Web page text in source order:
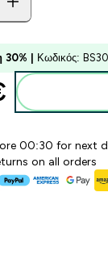
| Κωδικός: BS30
00:30 for next
on all orders